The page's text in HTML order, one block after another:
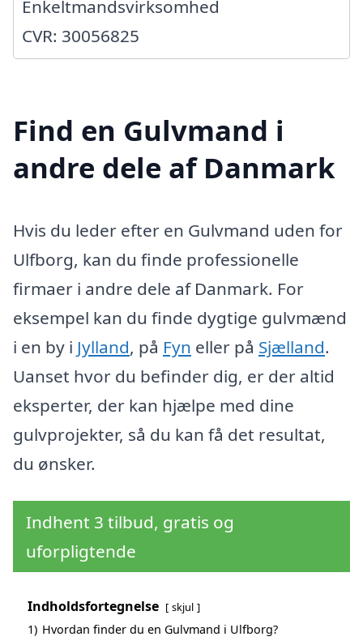
Enkeltmandsvirksomhed
CVR: 30056825
Find en Gulvmand i
andre dele af Danmark
Hvis du leder efter en Gulvmand uden for
Ulfborg, kan du finde professionelle
firmaer i andre dele af Danmark. For
eksempel kan du finde dygtige gulvmænd
i en by i Jylland, på Fyn eller på Sjælland.
Uanset hvor du befinder dig, er der altid
eksperter, der kan hjælpe med dine
gulvprojekter, så du kan få det resultat,
du ønsker.
Indhent 3 tilbud, gratis og
uforpligtende
Indholdsfortegnelse skjul
1) Hvordan finder du en Gulvmand i Ulfborg?